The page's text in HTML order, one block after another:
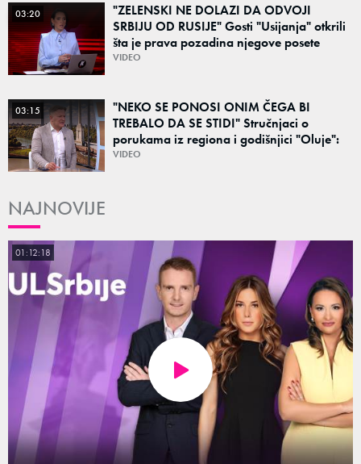
03:20
"ZELENSKI NE DOLAZI DA ODVOJI
SRBIJU OD RUSIJE" Gosti "Usijanja" otkrili
šta je prava pozadina njegove posete
Beogradu
VIDEO
03:15
"NEKO SE PONOSI ONIM ČEGA BI
TREBALO DA SE STIDI" Stručnjaci o
porukama iz regiona i godišnjici "Oluje":
"Ponos na stradanje je anticivilizacijska
VIDEO
NAJNOVIJE
01:12:18